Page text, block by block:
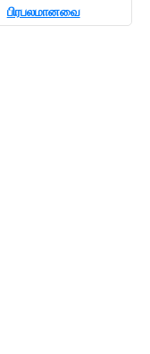
பிரபலமானவை